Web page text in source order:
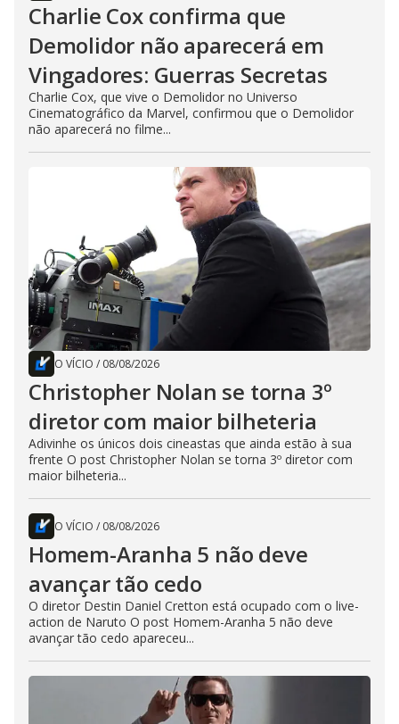
Charlie Cox confirma que
Demolidor não aparecerá em
Vingadores: Guerras Secretas
Charlie Cox, que vive o Demolidor no Universo
Cinematográfico da Marvel, confirmou que o Demolidor
não aparecerá no filme...
O VÍCIO / 08/08/2026
Christopher Nolan se torna 3º
diretor com maior bilheteria
Adivinhe os únicos dois cineastas que ainda estão à sua
frente O post Christopher Nolan se torna 3º diretor com
maior bilheteria...
O VÍCIO / 08/08/2026
Homem-Aranha 5 não deve
avançar tão cedo
O diretor Destin Daniel Cretton está ocupado com o live-
action de Naruto O post Homem-Aranha 5 não deve
avançar tão cedo apareceu...